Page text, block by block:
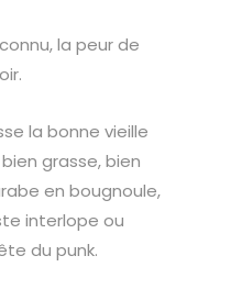
la peur de
la bonne vieille
grasse, bien
en bougnoule,
interlope ou
du punk.